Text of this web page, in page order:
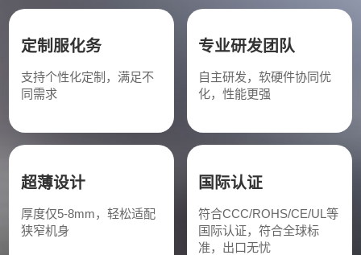
定制服化务
支持个性化定制，满足不
同需求
专业研发团队
自主研发，软硬件协同优
化，性能更强
超薄设计
厚度仅5-8mm，轻松适配
狭窄机身
国际认证
符合CCC/ROHS/CE/UL等
国际认证，符合全球标
准，出口无忧